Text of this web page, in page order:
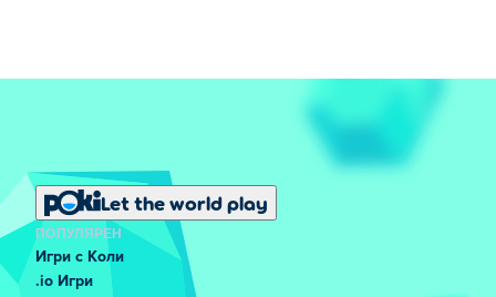
Let the world play
ПОПУЛЯРЕН
Игри с Коли
.io Игри